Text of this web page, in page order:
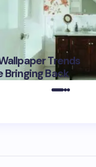
Trends
Bringing Back